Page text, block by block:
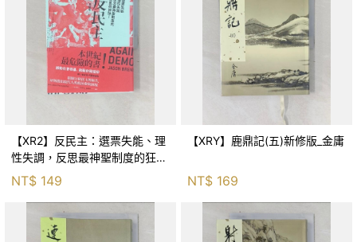
【XR2】反民主：選票失能、理
性失調，反思最神聖制度的狂亂
NT$ 149
【XRY】鹿鼎記(五)新修版_金庸
NT$ 169